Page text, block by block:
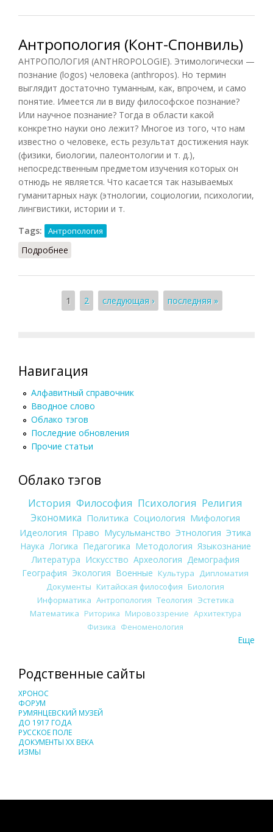
Антропология (Конт-Спонвиль)
АНТРОПОЛОГИЯ (ANTHROPOLOGIE). Этимологически —
познание (logos) человека (anthropos). Но термин
выглядит достаточно туманным, как, впрочем, и само
понятие. Имеется ли в виду философское познание?
Или научное познание? Тогда в области какой
конкретно науки оно лежит? Многое из того, что нам
известно о человеке, есть результат достижения наук
(физики, биологии, палеонтологии и т. д.),
непосредственным предметом изучения которых он
отнюдь не является. Что касается так называемых
гуманитарных наук (этнологии, социологии, психологии,
лингвистики, истории и т.
Tags:
Антропология
Подробнее
Страницы
1 2 следующая › последняя »
Навигация
Алфавитный справочник
Вводное слово
Облако тэгов
Последние обновления
Прочие статьи
Облако тэгов
История Философия Психология Религия
Экономика Политика Социология Мифология
Идеология Право Мусульманство Этнология Этика
Наука Логика Педагогика Методология Языкознание
Литература Искусство Археология Демография
География Экология Военные Культура
Дипломатия
Документы Китайская философия Биология
Информатика Антропология Теология Эстетика
Математика Риторика Мировоззрение Архитектура
Физика Феноменология
Еще
Родственные сайты
ХРОНОС
ФОРУМ
РУМЯНЦЕВСКИЙ МУЗЕЙ
ДО 1917 ГОДА
РУССКОЕ ПОЛЕ
ДОКУМЕНТЫ XX ВЕКА
ИЗМЫ